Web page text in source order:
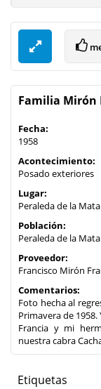
Familia Mirón
Fecha:
1958
Acontecimiento:
Posado exteriores
Lugar:
Peraleda de la Mata
Población:
Peraleda de la Mata
Proveedor:
Francisco Mirón
Comentarios:
Foto hecha al
Primavera de
Francia y mi
nuestra cabra
Etiquetas